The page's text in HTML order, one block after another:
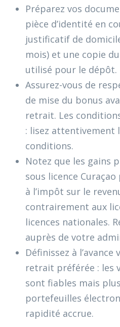
Préparez vos
pièce d’identité en
justificatif de
mois) et une copie
utilisé pour le dépôt.
Assurez-vous de
de mise du bonus
retrait. Les
: lisez attentivement
conditions.
Notez que les gains
sous licence
à l’impôt sur le
contrairement aux
licences nationales.
auprès de votre
Définissez à
retrait préférée : les
sont fiables mais
portefeuilles
rapidité accrue.